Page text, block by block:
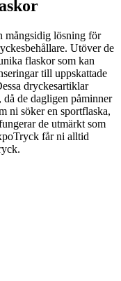
mångsidig lösning för
Utöver de
flaskor som kan
till uppskattade
dryckesartiklar
de dagligen påminner
ni söker en sportflaska,
de utmärkt som
får ni alltid